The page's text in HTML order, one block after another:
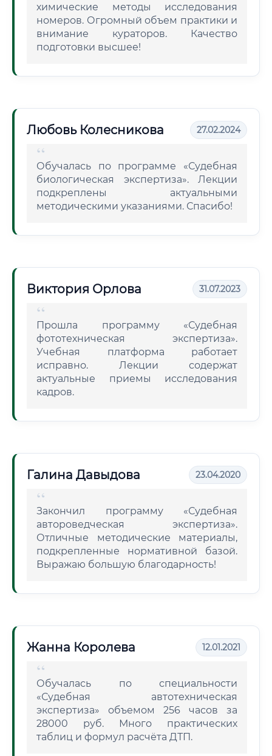
химические методы исследования
номеров. Огромный объем практики и
внимание кураторов. Качество
подготовки высшее!
Любовь Колесникова 27.02.2024
Обучалась по программе «Судебная
биологическая экспертиза». Лекции
подкреплены актуальными
методическими указаниями. Спасибо!
Виктория Орлова 31.07.2023
Прошла программу «Судебная
фототехническая экспертиза».
Учебная платформа работает
исправно. Лекции содержат
актуальные приемы исследования
кадров.
Галина Давыдова 23.04.2020
Закончил программу «Судебная
автороведческая экспертиза».
Отличные методические материалы,
подкрепленные нормативной базой.
Выражаю большую благодарность!
Жанна Королева 12.01.2021
Обучалась по специальности
«Судебная автотехническая
экспертиза» объемом 256 часов за
28000 руб. Много практических
таблиц и формул расчёта ДТП.